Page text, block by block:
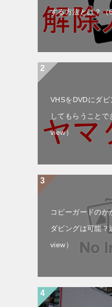
する方法とは？ （
VHSをDVDにダ
してもらうことで
view）
コピーガードのか
ダビングは可能？
view）